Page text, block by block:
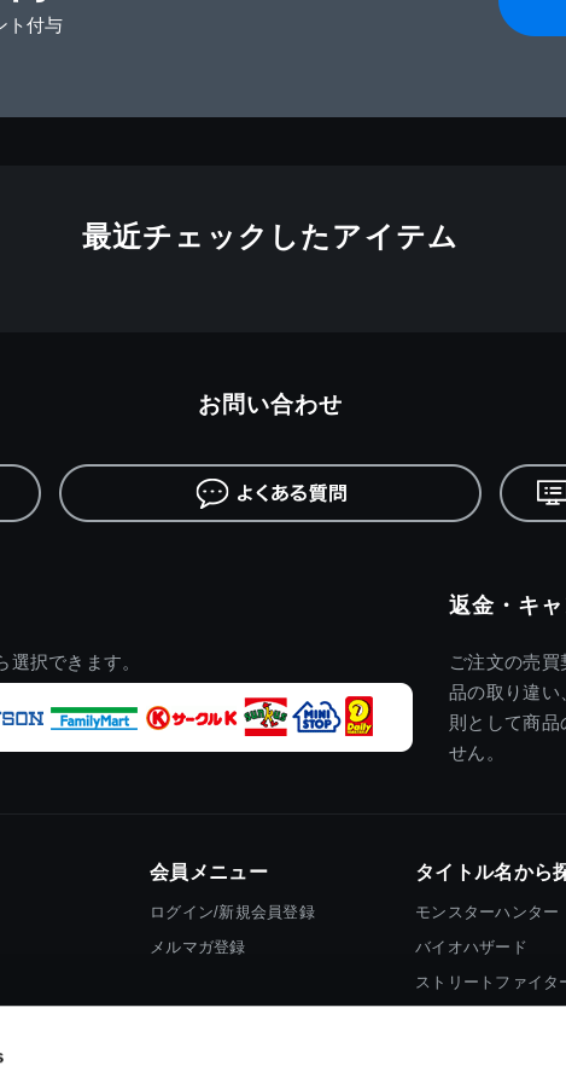
ト付与
最近チェックしたアイテム
択できます。
返金・キ
ご注文の売
品の取り違い
則として商品
せん。
お問い合わせ
会員メニュー
ログイン/新規会員登録
メルマガ登録
タイトル名から
モンスターハンター
バイオハザード
ストリートファイタ